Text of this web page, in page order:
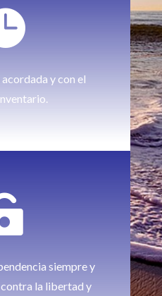
y con el
siempre y
la libertad y